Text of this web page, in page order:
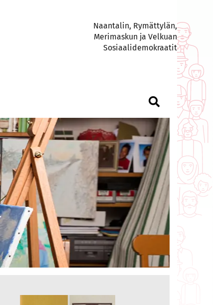
Naantalin, Rymättylän,
Merimaskun ja Velkuan
Sosiaalidemokraatit